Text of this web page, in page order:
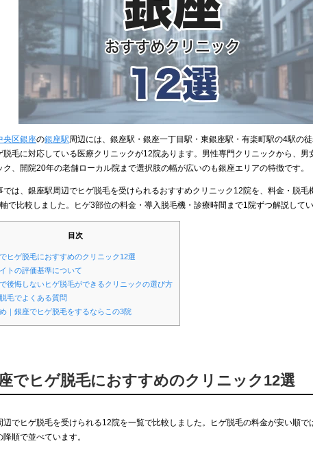
央区銀座の銀座駅周辺には、銀座駅・銀座一丁目駅・東銀座駅・有楽町駅の4駅の
脱毛に対応している医療クリニックが12院あります。男性専門クリニックから、男
ク、開院20年の老舗ローカル院まで選択肢の幅が広いのも銀座エリアの特徴です。
では、銀座駅周辺でヒゲ脱毛を受けられるおすすめクリニック12院を、料金・脱毛
で比較しました。ヒゲ3部位の料金・導入脱毛機・診療時間まで1院ずつ解説してい
目次
ヒゲ脱毛におすすめのクリニック12選
トの評価基準について
後悔しないヒゲ脱毛ができるクリニックの選び方
毛でよくある質問
｜銀座でヒゲ脱毛をするならこの3院
でヒゲ脱毛におすすめのクリニック12選
辺でヒゲ脱毛を受けられる12院を一覧で比較しました。ヒゲ脱毛の料金が安い順で
降順で並べています。